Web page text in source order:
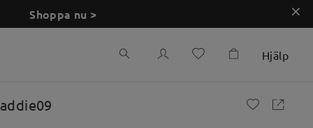
Shoppa nu >
Hjälp